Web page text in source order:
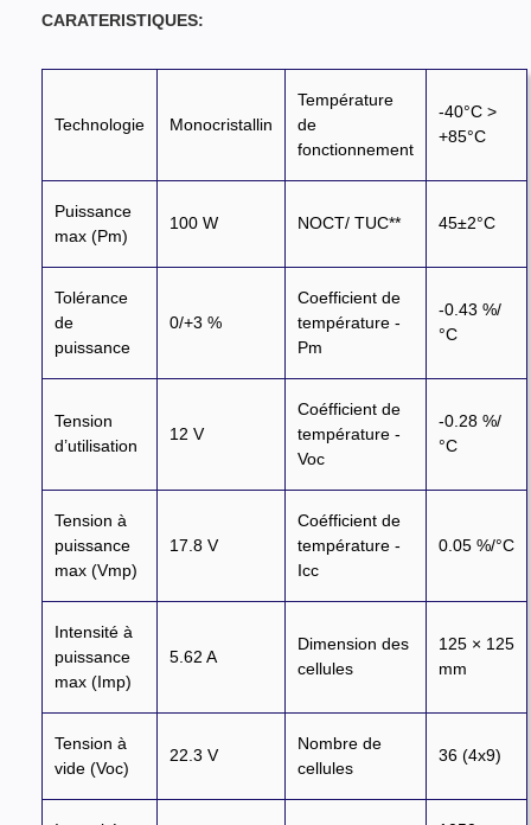
CARATERISTIQUES:
Technologie Monocristallin
Température
de
fonctionnement
-40°C >
+85°C
Puissance
max (Pm)
100 W NOCT/ TUC** 45±2°C
Tolérance
de
puissance
0/+3 %
Coefficient de
température -
Pm
-0.43 %/
°C
Tension
d’utilisation
12 V
Coéfficient de
température -
Voc
-0.28 %/
°C
Tension à
puissance
max (Vmp)
17.8 V
Coéfficient de
température -
Icc
0.05 %/°C
Intensité à
puissance
max (Imp)
5.62 A
Dimension des
cellules
125 × 125
mm
Tension à
vide (Voc)
22.3 V
Nombre de
cellules
36 (4x9)